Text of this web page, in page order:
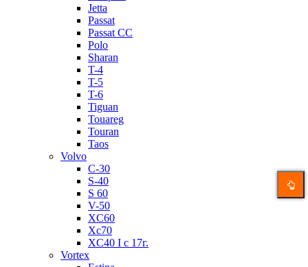
Jetta
Passat
Passat CC
Polo
Sharan
T-4
T-5
T-6
Tiguan
Touareg
Touran
Taos
Volvo
C-30
S-40
S 60
V-50
XC60
Xc70
XC40 I c 17г.
Vortex